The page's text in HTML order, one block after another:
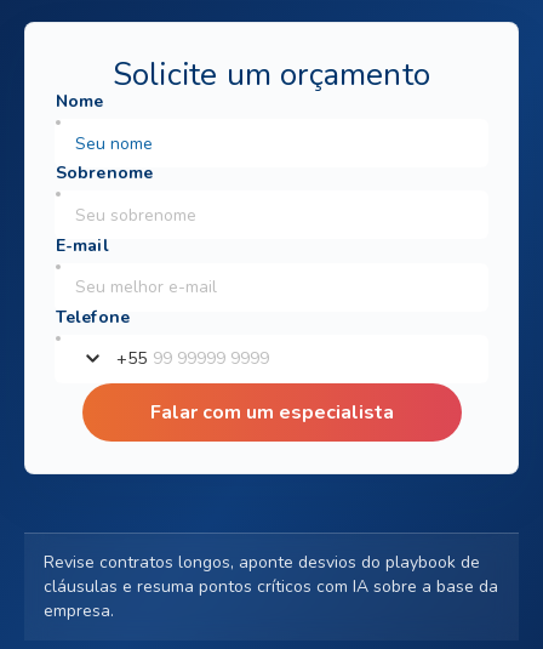
Solicite um orçamento
+55
Falar com um especialista
Revise contratos longos, aponte desvios do playbook de
cláusulas e resuma pontos críticos com IA sobre a base da
empresa.